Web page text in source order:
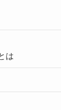
は